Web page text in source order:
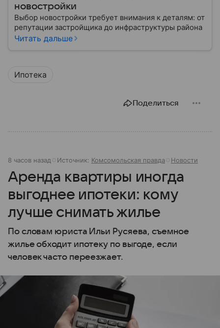
новостройки
Выбор новостройки требует внимания к деталям: от
репутации застройщика до инфраструктуры района
Читать дальше
Ипотека
Поделиться
8 часов назад Источник: Комсомольская правда Новости
Аренда квартиры иногда
выгоднее ипотеки: кому
лучше снимать жилье
По словам юриста Ильи Русяева, съемное
жилье обходит ипотеку по выгоде, если
человек часто переезжает.